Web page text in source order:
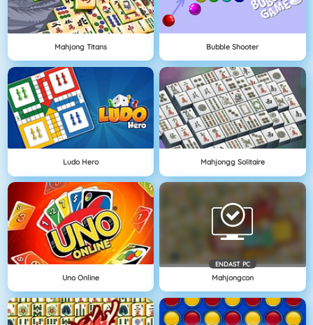
Mahjong Titans Bubble Shooter
Ludo Hero Mahjongg Solitaire
Uno Online
ENDAST PC
Mahjongcon